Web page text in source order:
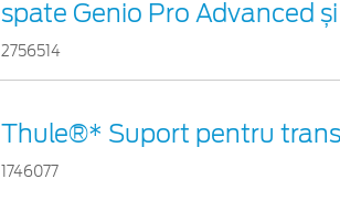
spate Genio Pro Advanced
2756514
Thule®* Suport pentru
1746077